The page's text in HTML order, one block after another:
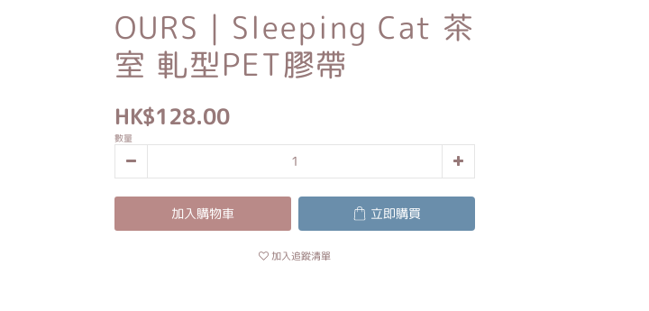
OURS｜Sleeping Cat 茶
室 軋型PET膠帶
HK$128.00
數量
加入購物車 立即購買
加入追蹤清單